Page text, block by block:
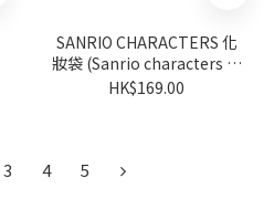
SANRIO CHARACTERS 化
妝袋 (Sanrio characters 星
願系列)
HK$169.00
3 4 5